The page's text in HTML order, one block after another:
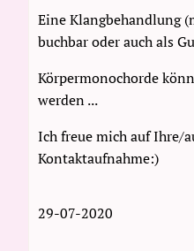
Eine Klangbehandlung
buchbar oder auch als
Körpermonochorde
werden ...
Ich freue mich auf Ihre/
Kontaktaufnahme:)
29-07-2020